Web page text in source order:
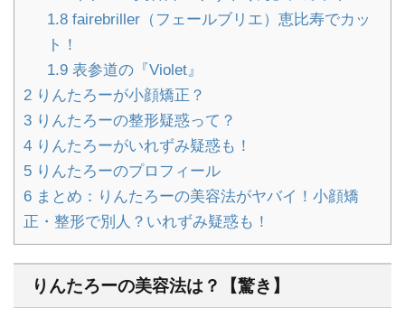
1.8fairebriller（フェールブリエ）恵比寿でカッ
ト！
1.9表参道の『Violet』
2 りんたろーが小顔矯正？
3 りんたろーの整形疑惑って？
4 りんたろーがいれずみ疑惑も！
5 りんたろーのプロフィール
6 まとめ：りんたろーの美容法がヤバイ！小顔矯
正・整形で別人？いれずみ疑惑も！
りんたろーの美容法は？【驚き】